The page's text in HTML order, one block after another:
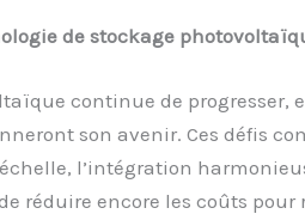
de stockage
continue de progresser,
son avenir. Ces défis
l’intégration
réduire encore les coûts pour